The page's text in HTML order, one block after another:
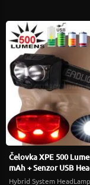
Čelovka XPE 500
mAh + Senzor USB
Hybrid System